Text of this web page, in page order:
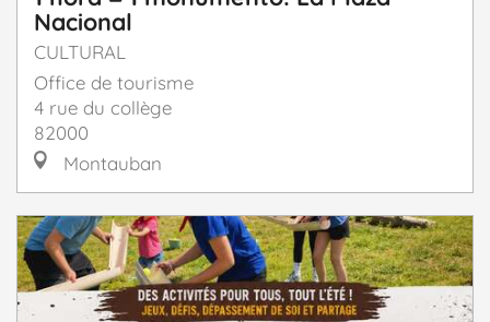
Nacional
CULTURAL
Office de tourisme
4 rue du collège
82000
Montauban